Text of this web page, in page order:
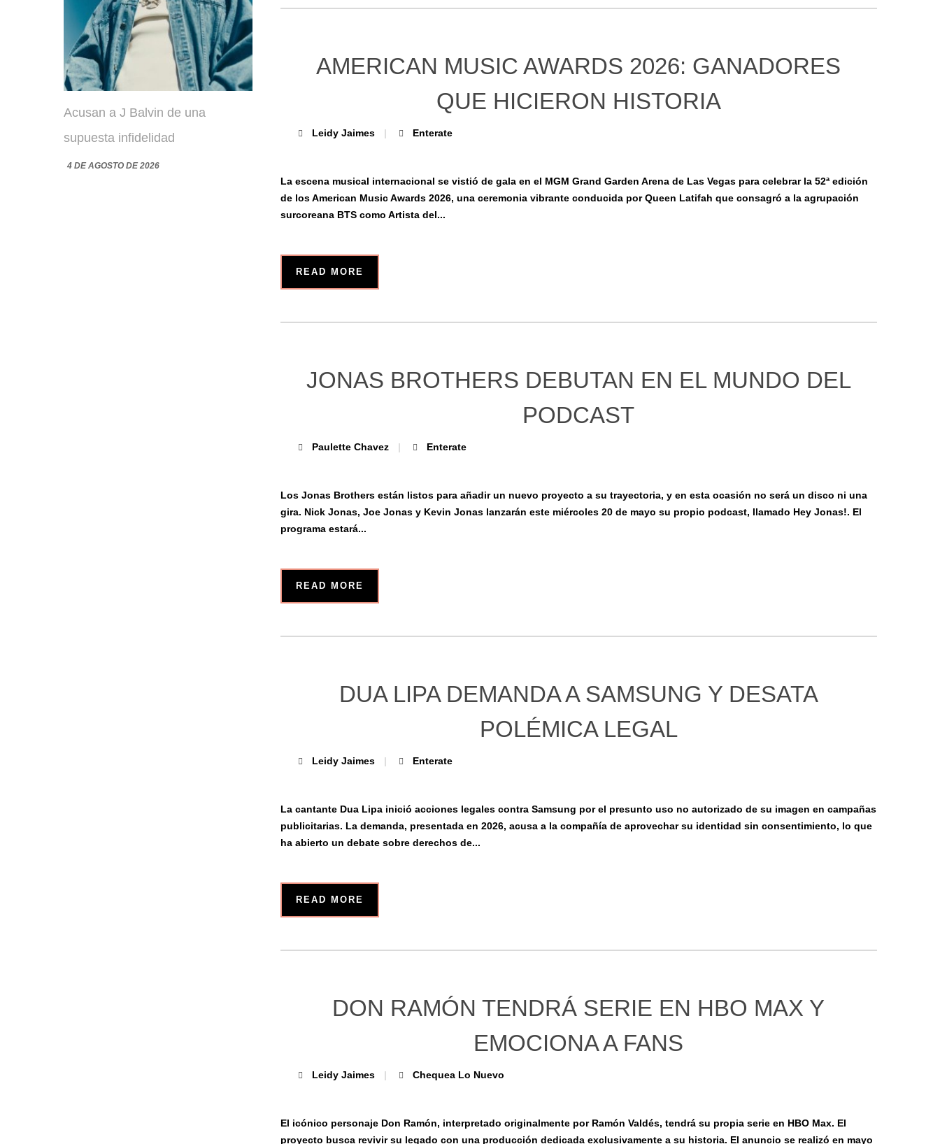
Acusan a J Balvin de una
supuesta infidelidad
4 DE AGOSTO DE 2026
AMERICAN MUSIC AWARDS 2026: GANADORES
QUE HICIERON HISTORIA
Leidy Jaimes Enterate
La escena musical internacional se vistió de gala en el MGM Grand Garden Arena de Las Vegas para celebrar la 52ª edición
de los American Music Awards 2026, una ceremonia vibrante conducida por Queen Latifah que consagró a la agrupación
surcoreana BTS como Artista del...
READ MORE
JONAS BROTHERS DEBUTAN EN EL MUNDO DEL
PODCAST
Paulette Chavez Enterate
Los Jonas Brothers están listos para añadir un nuevo proyecto a su trayectoria, y en esta ocasión no será un disco ni una
gira. Nick Jonas, Joe Jonas y Kevin Jonas lanzarán este miércoles 20 de mayo su propio podcast, llamado Hey Jonas!. El
programa estará...
READ MORE
DUA LIPA DEMANDA A SAMSUNG Y DESATA
POLÉMICA LEGAL
Leidy Jaimes Enterate
La cantante Dua Lipa inició acciones legales contra Samsung por el presunto uso no autorizado de su imagen en campañas
publicitarias. La demanda, presentada en 2026, acusa a la compañía de aprovechar su identidad sin consentimiento, lo que
ha abierto un debate sobre derechos de...
READ MORE
DON RAMÓN TENDRÁ SERIE EN HBO MAX Y
EMOCIONA A FANS
Leidy Jaimes Chequea Lo Nuevo
El icónico personaje Don Ramón, interpretado originalmente por Ramón Valdés, tendrá su propia serie en HBO Max. El
proyecto busca revivir su legado con una producción dedicada exclusivamente a su historia. El anuncio se realizó en mayo